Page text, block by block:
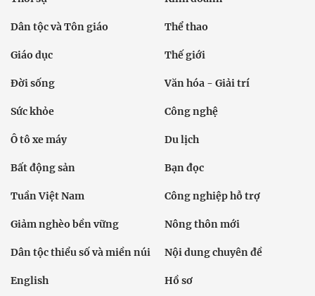
Dân tộc và Tôn giáo Thể thao
Giáo dục Thế giới
Đời sống Văn hóa - Giải trí
Sức khỏe Công nghệ
Ô tô xe máy Du lịch
Bất động sản Bạn đọc
Tuần Việt Nam Công nghiệp hỗ trợ
Giảm nghèo bền vững Nông thôn mới
Dân tộc thiểu số và miền núi Nội dung chuyên đề
English Hồ sơ